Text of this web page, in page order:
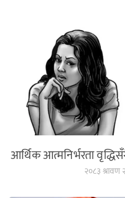
आर्थिक आत्मनिर्भरता
२०८३